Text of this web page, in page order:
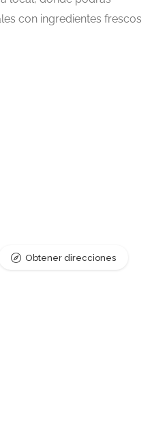
con ingredientes frescos
Obtener direcciones